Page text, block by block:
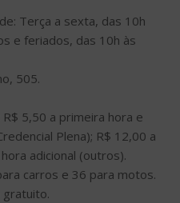
Terça a sexta, das 10h
e feriados, das 10h às
505.
5,50 a primeira hora e
Plena); R$ 12,00 a
adicional (outros).
carros e 36 para motos.
gratuito.